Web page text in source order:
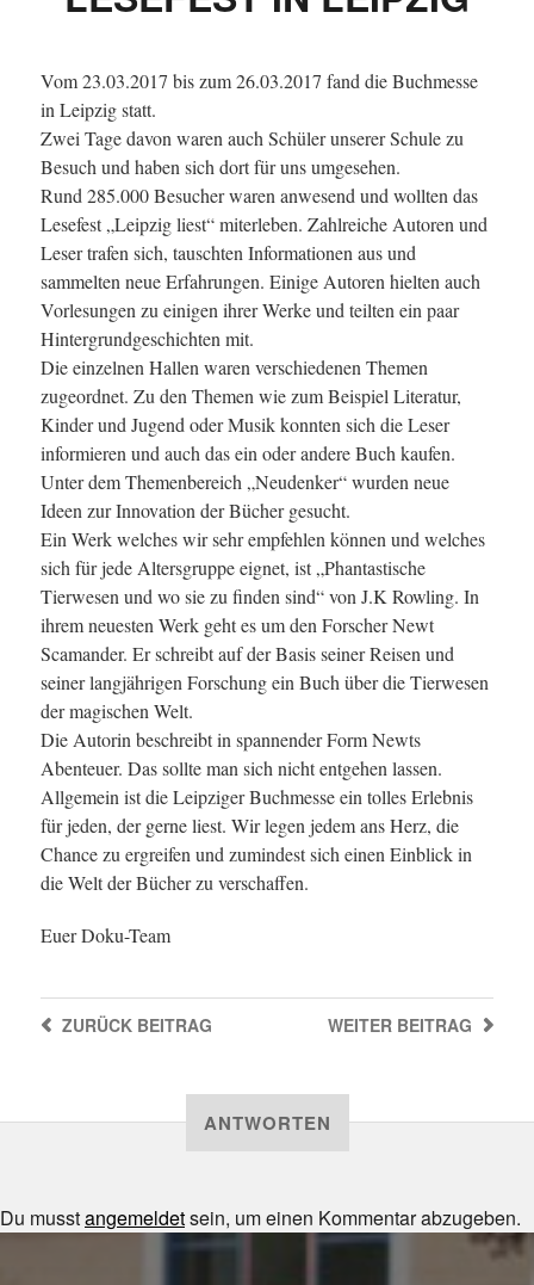
Vom 23.03.2017 bis zum 26.03.2017 fand die Buchmesse
in Leipzig statt.
Zwei Tage davon waren auch Schüler unserer Schule zu
Besuch und haben sich dort für uns umgesehen.
Rund 285.000 Besucher waren anwesend und wollten das
Lesefest „Leipzig liest“ miterleben. Zahlreiche Autoren und
Leser trafen sich, tauschten Informationen aus und
sammelten neue Erfahrungen. Einige Autoren hielten auch
Vorlesungen zu einigen ihrer Werke und teilten ein paar
Hintergrundgeschichten mit.
Die einzelnen Hallen waren verschiedenen Themen
zugeordnet. Zu den Themen wie zum Beispiel Literatur,
Kinder und Jugend oder Musik konnten sich die Leser
informieren und auch das ein oder andere Buch kaufen.
Unter dem Themenbereich „Neudenker“ wurden neue
Ideen zur Innovation der Bücher gesucht.
Ein Werk welches wir sehr empfehlen können und welches
sich für jede Altersgruppe eignet, ist „Phantastische
Tierwesen und wo sie zu finden sind“ von J.K Rowling. In
ihrem neuesten Werk geht es um den Forscher Newt
Scamander. Er schreibt auf der Basis seiner Reisen und
seiner langjährigen Forschung ein Buch über die Tierwesen
der magischen Welt.
Die Autorin beschreibt in spannender Form Newts
Abenteuer. Das sollte man sich nicht entgehen lassen.
Allgemein ist die Leipziger Buchmesse ein tolles Erlebnis
für jeden, der gerne liest. Wir legen jedem ans Herz, die
Chance zu ergreifen und zumindest sich einen Einblick in
die Welt der Bücher zu verschaffen.
Euer Doku-Team
WEITER BEITRAG
ZURÜCKBEITRAG
ANTWORTEN
Du musstangemeldetsein, um einen Kommentar abzugeben.